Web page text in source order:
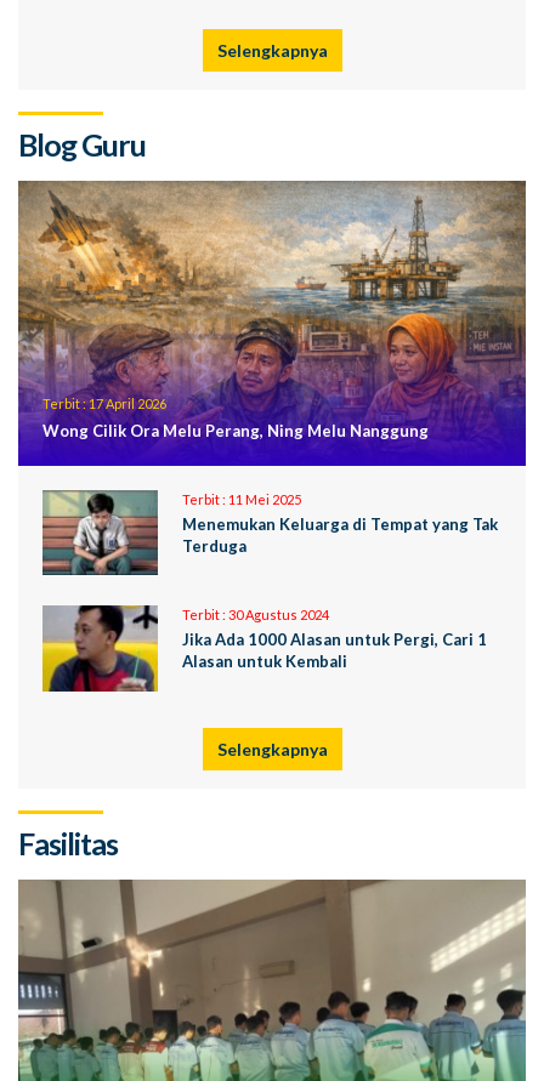
Selengkapnya
Blog Guru
Terbit :17 April 2026
Wong Cilik Ora Melu Perang, Ning Melu Nanggung
Terbit : 11 Mei 2025
Menemukan Keluarga di Tempat yang Tak
Terduga
Terbit : 30 Agustus 2024
Jika Ada 1000 Alasan untuk Pergi, Cari 1
Alasan untuk Kembali
Selengkapnya
Fasilitas